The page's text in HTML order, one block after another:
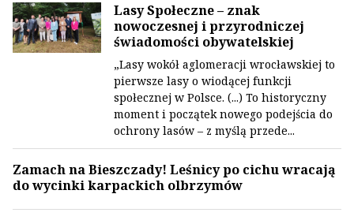
Lasy Społeczne – znak
nowoczesnej i przyrodniczej
świadomości obywatelskiej
„Lasy wokół aglomeracji wrocławskiej to
pierwsze lasy o wiodącej funkcji
społecznej w Polsce. (...) To historyczny
moment i początek nowego podejścia do
ochrony lasów – z myślą przede...
Zamach na Bieszczady! Leśnicy po cichu wracają
do wycinki karpackich olbrzymów